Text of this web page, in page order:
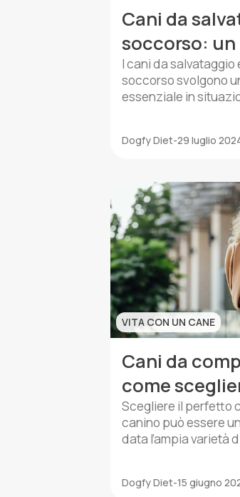
Cani da
soccorso: un
più del team
I cani da salvataggio
soccorso svolgono
essenziale in
Possiedono abilità
capacità di
difficili. Per questo
ricerca e il
scomparse o
loro addestramento
specializzato
Dogfy Diet-29 luglio
VITA CON UN CANE
Cani da
come
migliore per
Scegliere il perfetto
canino può essere
data l’ampia varietà
scegliere il miglior
Dogfy Diet-15 giugno